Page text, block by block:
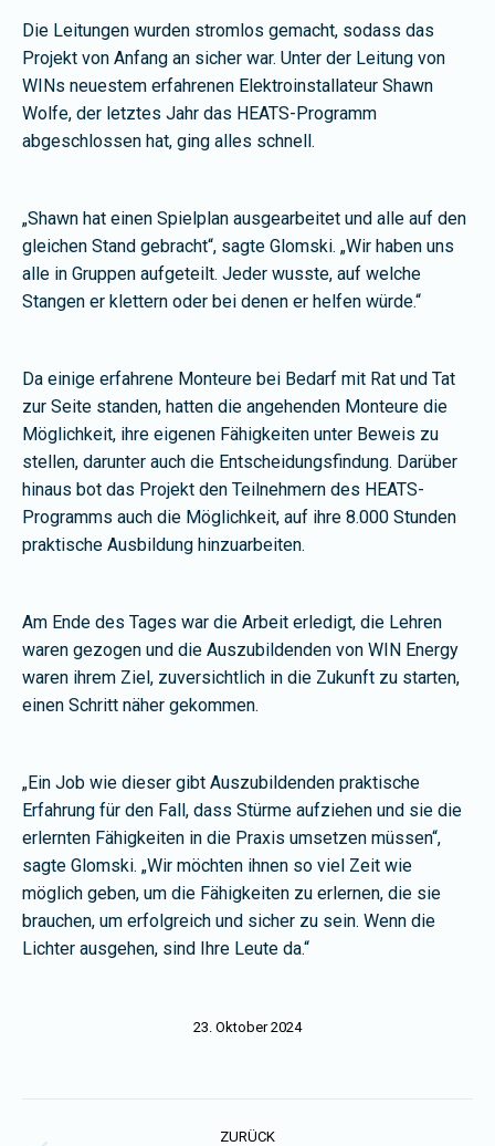
Die Leitungen wurden stromlos gemacht, sodass das
Projekt von Anfang an sicher war. Unter der Leitung von
WINs neuestem erfahrenen Elektroinstallateur Shawn
Wolfe, der letztes Jahr das HEATS-Programm
abgeschlossen hat, ging alles schnell.
„Shawn hat einen Spielplan ausgearbeitet und alle auf den
gleichen Stand gebracht“, sagte Glomski. „Wir haben uns
alle in Gruppen aufgeteilt. Jeder wusste, auf welche
Stangen er klettern oder bei denen er helfen würde.“
Da einige erfahrene Monteure bei Bedarf mit Rat und Tat
zur Seite standen, hatten die angehenden Monteure die
Möglichkeit, ihre eigenen Fähigkeiten unter Beweis zu
stellen, darunter auch die Entscheidungsfindung. Darüber
hinaus bot das Projekt den Teilnehmern des HEATS-
Programms auch die Möglichkeit, auf ihre 8.000 Stunden
praktische Ausbildung hinzuarbeiten.
Am Ende des Tages war die Arbeit erledigt, die Lehren
waren gezogen und die Auszubildenden von WIN Energy
waren ihrem Ziel, zuversichtlich in die Zukunft zu starten,
einen Schritt näher gekommen.
„Ein Job wie dieser gibt Auszubildenden praktische
Erfahrung für den Fall, dass Stürme aufziehen und sie die
erlernten Fähigkeiten in die Praxis umsetzen müssen“,
sagte Glomski. „Wir möchten ihnen so viel Zeit wie
möglich geben, um die Fähigkeiten zu erlernen, die sie
brauchen, um erfolgreich und sicher zu sein. Wenn die
Lichter ausgehen, sind Ihre Leute da.“
23. Oktober 2024
Kommentarnavigation
ZURÜCK